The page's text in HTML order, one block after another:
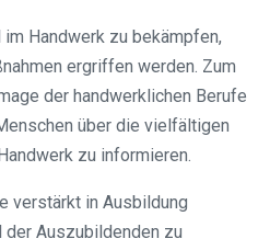
Handwerk zu bekämpfen,
ergriffen werden. Zum
der handwerklichen Berufe
über die vielfältigen
zu informieren.
verstärkt in Ausbildung
der Auszubildenden zu